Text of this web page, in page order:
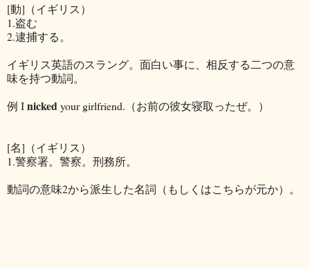
[動]（イギリス）
1.盗む
2.逮捕する。
イギリス英語のスラング。面白い事に、相反する二つの意
味を持つ動詞。
例 Inickedyour girlfriend.（お前の彼女寝取ったぜ。）
[名]（イギリス）
1.警察署。警察。刑務所。
動詞の意味2から派生した名詞（もしくはこちらが元か）。